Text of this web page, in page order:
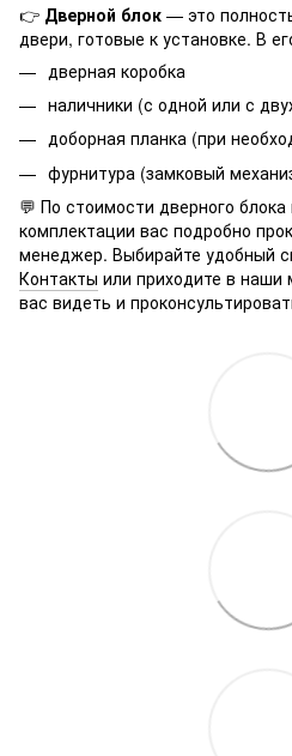
👉 Дверной блок — это
двери, готовые к установке. В
дверная коробка
наличники (с одной или с
доборная планка (при
фурнитура (замковый
💬 По стоимости дверного
комплектации вас подробно
менеджер. Выбирайте удобный
Контакты или приходите в
вас видеть и